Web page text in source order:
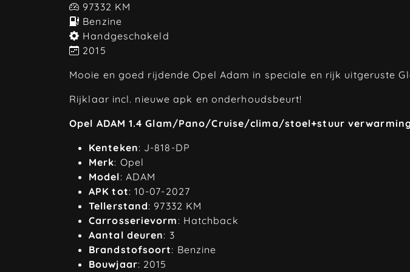
97332 KM
Benzine
Handgeschakeld
2015
Mooie en goed rijdende Opel Adam in speciale en rijk uitgeruste
Rijklaar incl. nieuwe apk en onderhoudsbeurt!
Opel ADAM 1.4 Glam/Pano/Cruise/clima/stoel+stuur
Kenteken: J-818-DP
Merk: Opel
Model: ADAM
APK tot: 10-07-2027
Tellerstand: 97332 KM
Carrosserievorm : Hatchback
Aantal deuren: 3
Brandstofsoort: Benzine
Bouwjaar: 2015